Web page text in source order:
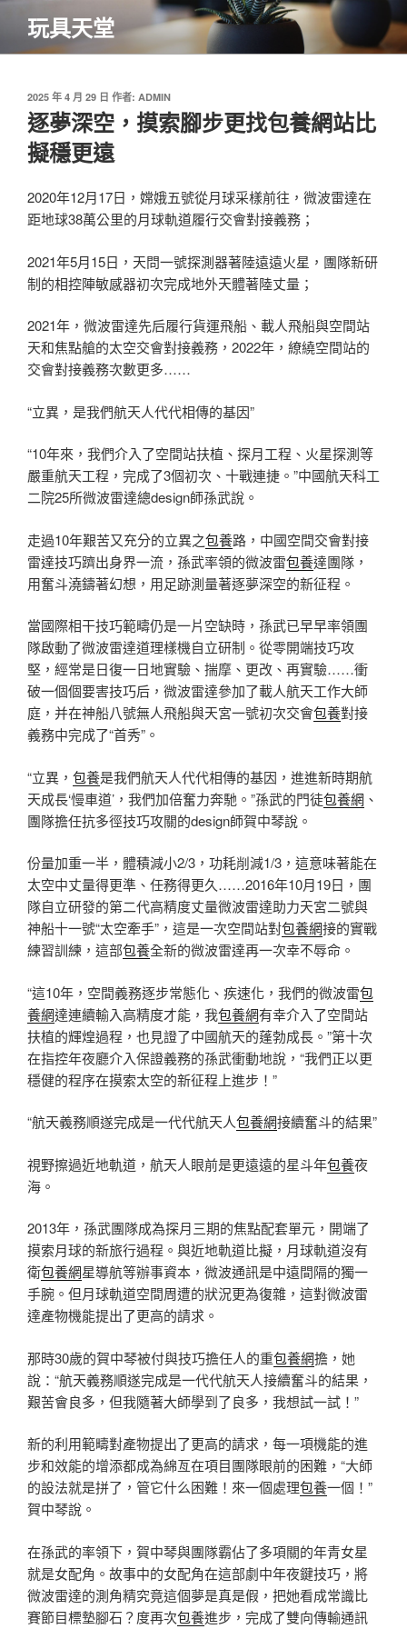
主
玩具天堂
發
佈
於
2025 年 4 月 29 日 作者: ADMIN
逐夢深空，摸索腳步更找包養網站比
擬穩更遠
2020年12月17日，嫦娥五號從月球采樣前往，微波雷達在
距地球38萬公里的月球軌道履行交會對接義務；
2021年5月15日，天問一號探測器著陸遠遠火星，團隊新研
制的相控陣敏感器初次完成地外天體著陸丈量；
2021年，微波雷達先后履行貨運飛船、載人飛船與空間站
天和焦點艙的太空交會對接義務，2022年，繚繞空間站的
交會對接義務次數更多……
“立異，是我們航天人代代相傳的基因”
“10年來，我們介入了空間站扶植、探月工程、火星探測等
嚴重航天工程，完成了3個初次、十戰連捷。”中國航天科工
二院25所微波雷達總design師孫武說。
走過10年艱苦又充分的立異之包養路，中國空間交會對接
雷達技巧躋出身界一流，孫武率領的微波雷包養達團隊，
用奮斗澆鑄著幻想，用足跡測量著逐夢深空的新征程。
當國際相干技巧範疇仍是一片空缺時，孫武已早早率領團
隊啟動了微波雷達道理樣機自立研制。從零開端技巧攻
堅，經常是日復一日地實驗、揣摩、更改、再實驗……衝
破一個個要害技巧后，微波雷達參加了載人航天工作大師
庭，并在神船八號無人飛船與天宮一號初次交會包養對接
義務中完成了“首秀”。
“立異， 包養是我們航天人代代相傳的基因，進進新時期航
天成長‘慢車道’，我們加倍奮力奔馳。”孫武的門徒包養網 、
團隊擔任抗多徑技巧攻關的design師賀中琴說。
份量加重一半，體積減小2/3，功耗削減1/3，這意味著能在
太空中丈量得更準、任務得更久……2016年10月19日，團
隊自立研發的第二代高精度丈量微波雷達助力天宮二號與
神船十一號“太空牽手”，這是一次空間站對包養網接的實戰
練習訓練，這部包養全新的微波雷達再一次幸不辱命。
“這10年，空間義務逐步常態化、疾速化，我們的微波雷包
養網達連續輸入高精度才能，我包養網有幸介入了空間站
扶植的輝煌過程，也見證了中國航天的蓬勃成長。”第十次
在指控年夜廳介入保證義務的孫武衝動地說，“我們正以更
穩健的程序在摸索太空的新征程上進步！”
“航天義務順遂完成是一代代航天人包養網接續奮斗的結果”
視野擦過近地軌道，航天人眼前是更遠遠的星斗年包養夜
海。
2013年，孫武團隊成為探月三期的焦點配套單元，開端了
摸索月球的新旅行過程。與近地軌道比擬，月球軌道沒有
衛包養網星導航等辦事資本，微波通訊是中遠間隔的獨一
手腕。但月球軌道空間周遭的狀況更為復雜，這對微波雷
達產物機能提出了更高的請求。
那時30歲的賀中琴被付與技巧擔任人的重包養網擔，她
說：“航天義務順遂完成是一代代航天人接續奮斗的結果，
艱苦會良多，但我隨著大師學到了良多，我想試一試！”
新的利用範疇對產物提出了更高的請求，每一項機能的進
步和效能的增添都成為綿亙在項目團隊眼前的困難，“大師
的設法就是拼了，管它什么困難！來一個處理包養一個！”
賀中琴說。
在孫武的率領下，賀中琴與團隊霸佔了多項關的年青女星
就是女配角。故事中的女配角在這部劇中年夜鍵技巧，將
微波雷達的測角精究竟這個夢是真是假，把她看成常識比
賽節目標墊腳石？度再次包養進步，完成了雙向傳輸通訊